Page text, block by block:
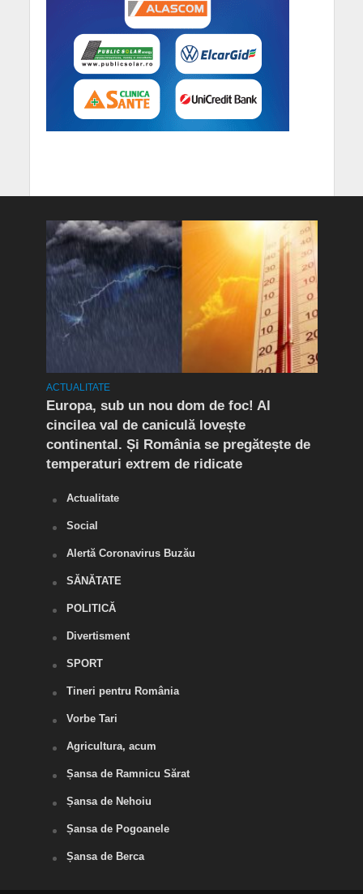
ACTUALITATE
Europa, sub un nou dom de foc! Al
cincilea val de caniculă lovește
continental. Și România se pregătește de
temperaturi extrem de ridicate
Actualitate
Social
Alertă Coronavirus Buzău
SĂNĂTATE
POLITICĂ
Divertisment
SPORT
Tineri pentru România
Vorbe Tari
Agricultura, acum
Șansa de Ramnicu Sărat
Șansa de Nehoiu
Șansa de Pogoanele
Șansa de Berca